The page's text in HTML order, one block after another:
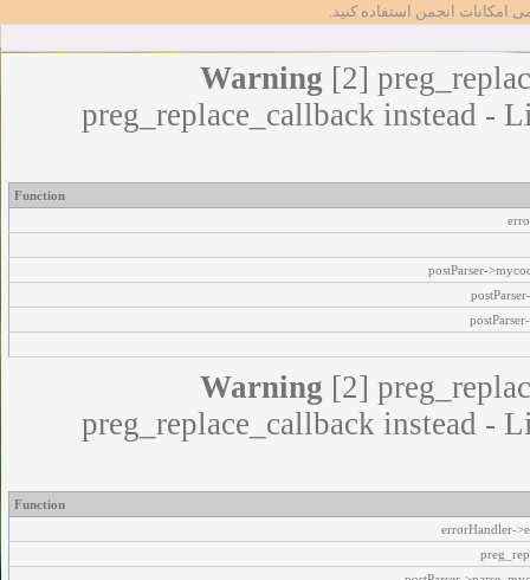
امکانات انجمن استفاده کنید.
Warning [2]
preg_replace_callback instead -
Function
postParser-
Warning [2]
preg_replace_callback instead -
Function
errorHandler-